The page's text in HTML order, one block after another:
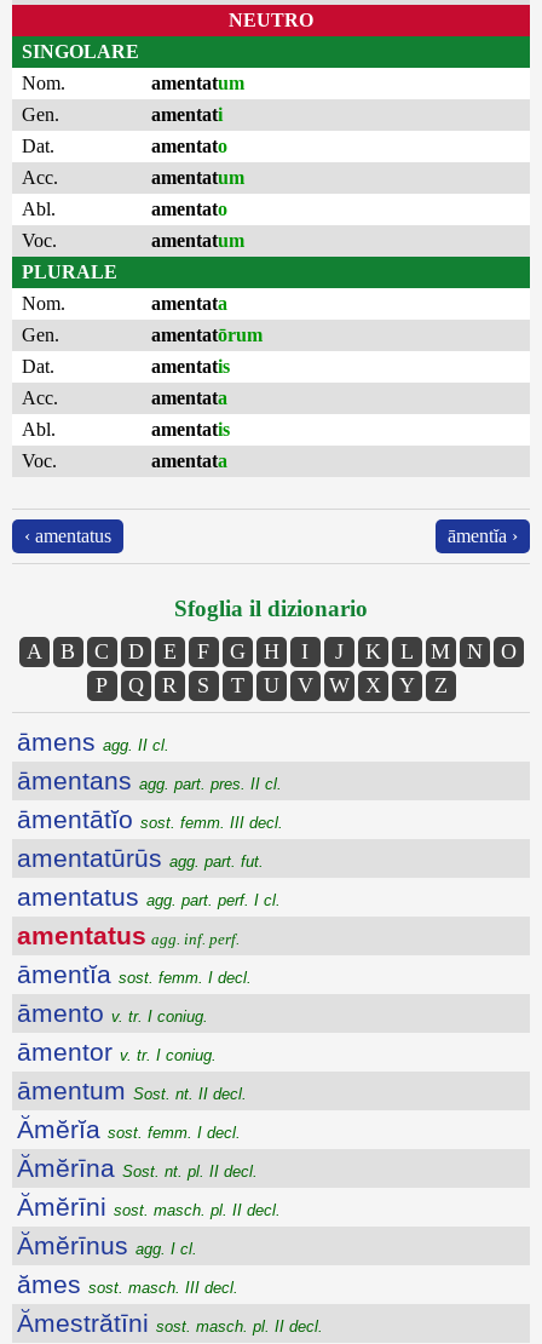
NEUTRO
SINGOLARE
Nom.
amentatum
Gen.
amentati
Dat.
amentato
Acc.
amentatum
Abl.
amentato
Voc.
amentatum
PLURALE
Nom.
amentata
Gen.
amentatōrum
Dat.
amentatis
Acc.
amentata
Abl.
amentatis
Voc.
amentata
‹ amentatus āmentĭa ›
Sfoglia il dizionario
A B C D E F G H I J K L M N
O
P
Q R S T U V W X Y Z
āmens agg. II cl.
āmentans agg. part. pres. II cl.
āmentātĭo sost. femm. III decl.
amentatūrūs agg. part. fut.
amentatus agg. part. perf. I cl.
amentatus agg. inf. perf.
āmentĭa sost. femm. I decl.
āmento v. tr. I coniug.
āmentor v. tr. I coniug.
āmentum Sost. nt. II decl.
Ămĕrĭa sost. femm. I decl.
Ămĕrīna Sost. nt. pl. II decl.
Ămĕrīni sost. masch. pl. II decl.
Ămĕrīnus agg. I cl.
ămes sost. masch. III decl.
Ămestrătīni sost. masch. pl. II decl.